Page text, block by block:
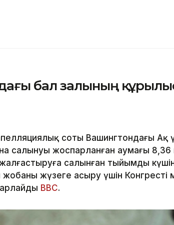
бал залының
соты Вашингтондағы Ақ
салынуы жоспарланған аумағы
салынған тыйымды
жүзеге асыру үшін Конгрестің
BBC.